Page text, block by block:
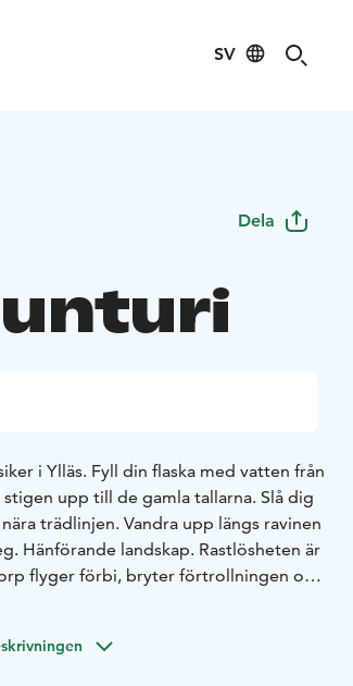
SV
Dela
i Ylläs. Fyll din flaska med vatten från
upp till de gamla tallarna. Slå dig
trädlinjen. Vandra upp längs ravinen
Hänförande landskap. Rastlösheten är
flyger förbi, bryter förtrollningen och